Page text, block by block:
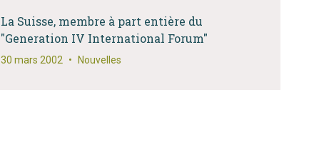
La Suisse, membre à part entière du
"Generation IV International Forum"
30 mars 2002 • Nouvelles